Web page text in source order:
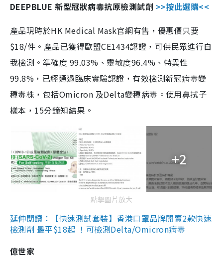
DEEPBLUE 新型冠狀病毒抗原檢測試劑 >>按此選購<<
產品現時於HK Medical Mask官網有售，優惠價只要
$18/件。產品已獲得歐盟CE1434認證，可供民眾進行自
我檢測。準確度 99.03%、靈敏度96.4%、特異性
99.8%，已經通過臨床實驗認證，有效檢測新冠病毒變
種毒株，包括Omicron 及Delta變種病毒。使用鼻拭子
樣本，15分鐘知結果。
+2
點擊圖片放大
延伸閱讀：【快速測試套裝】香港口罩品牌開賣2款快速
檢測劑 最平$18起 ！可檢測Delta/Omicron病毒
億世家